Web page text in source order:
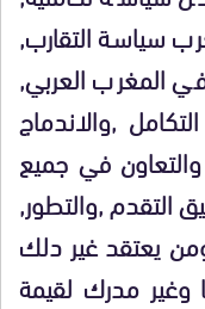
سياسة التقارب,
المغرب العربي,
,والاندماج
في جميع
التقدم ,والتطور,
يعتقد غير دلك
وغير مدرك لقيمة